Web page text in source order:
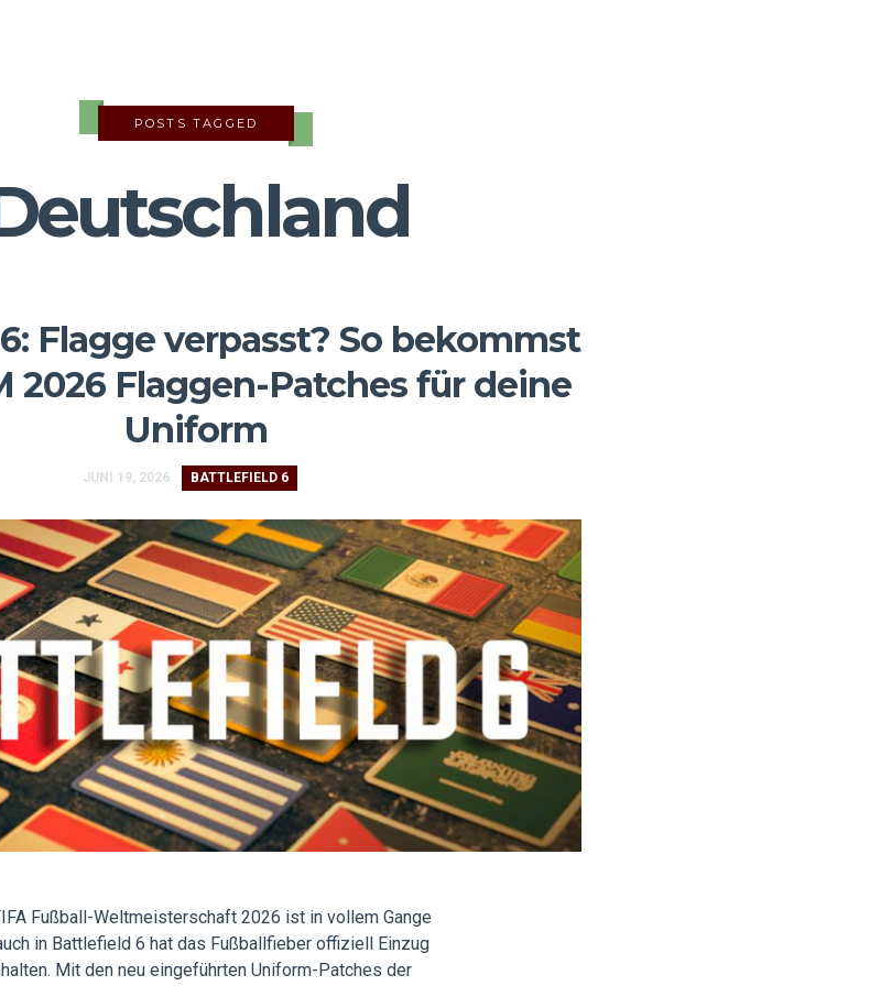
POSTS TAGGED
Flagge verpasst? So bekommst
2026 Flaggen-Patches für deine
Uniform
JUNI 19, 2026 BATTLEFIELD 6
Fußball-Weltmeisterschaft 2026 ist in vollem Gange
in Battlefield 6 hat das Fußballfieber offiziell Einzug
Mit den neu eingeführten Uniform-Patches der